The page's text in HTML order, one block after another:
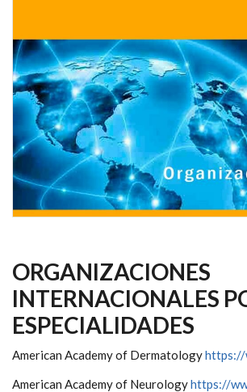
ORGANIZACIONES
INTERNACIONALES
ESPECIALIDADES
American Academy of Dermatologyhttps://
American Academy of Neurologyhttps://